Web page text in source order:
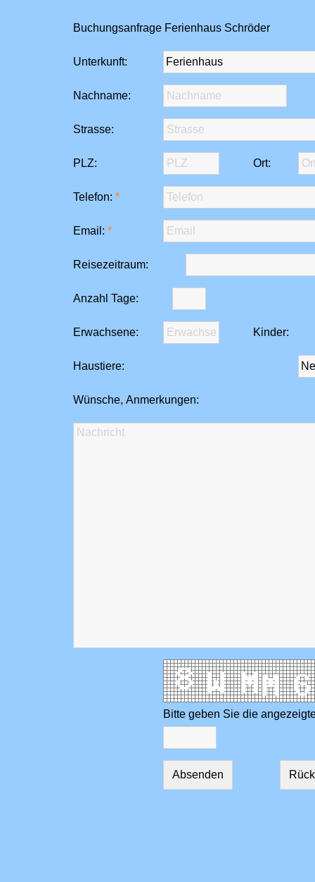
Buchungsanfrage Ferienhaus Schröder
Unterkunft:
Nachname:
Strasse:
PLZ: Ort:
Telefon:
Email:
Reisezeitraum:
Anzahl Tage:
Erwachsene: Kinder:
Haustiere:
Wünsche, Anmerkungen:
Bitte geben Sie die
Absenden